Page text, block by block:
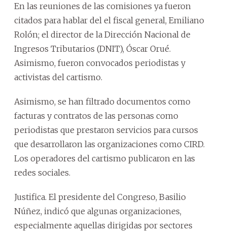
En las reuniones de las comisiones ya fueron
citados para hablar del el fiscal general, Emiliano
Rolón; el director de la Dirección Nacional de
Ingresos Tributarios (DNIT), Óscar Orué.
Asimismo, fueron convocados periodistas y
activistas del cartismo.
Asimismo, se han filtrado documentos como
facturas y contratos de las personas como
periodistas que prestaron servicios para cursos
que desarrollaron las organizaciones como CIRD.
Los operadores del cartismo publicaron en las
redes sociales.
Justifica. El presidente del Congreso, Basilio
Núñez, indicó que algunas organizaciones,
especialmente aquellas dirigidas por sectores